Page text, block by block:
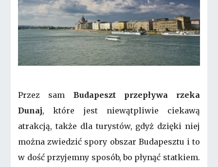
Przez sam Budapeszt przepływa rzeka
Dunaj, które jest niewątpliwie ciekawą
atrakcją, także dla turystów, gdyż dzięki niej
można zwiedzić spory obszar Budapesztu i to
w dość przyjemny sposób, bo płynąć statkiem.